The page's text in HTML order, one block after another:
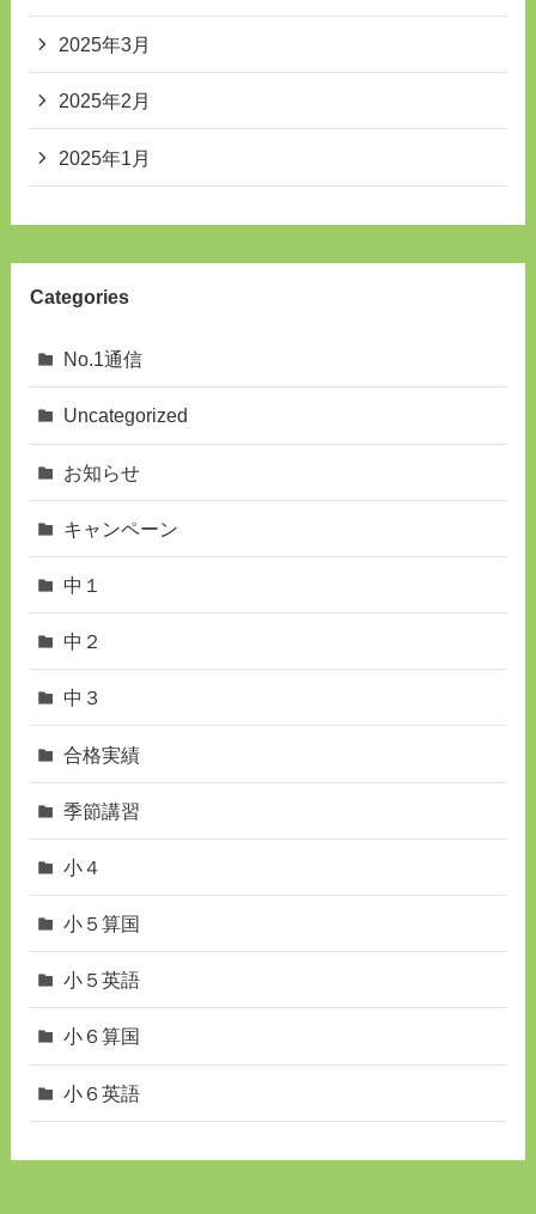
2025年3月
2025年2月
2025年1月
Categories
No.1通信
Uncategorized
お知らせ
キャンペーン
中１
中２
中３
合格実績
季節講習
小４
小５算国
小５英語
小６算国
小６英語